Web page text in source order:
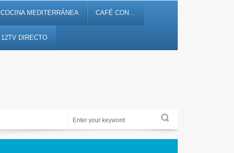
COCINA MEDITERRÁNEA CAFÉ CON…
12TV DIRECTO
Noticias, debates, fiestas, cultura, ocio y entretenimiento